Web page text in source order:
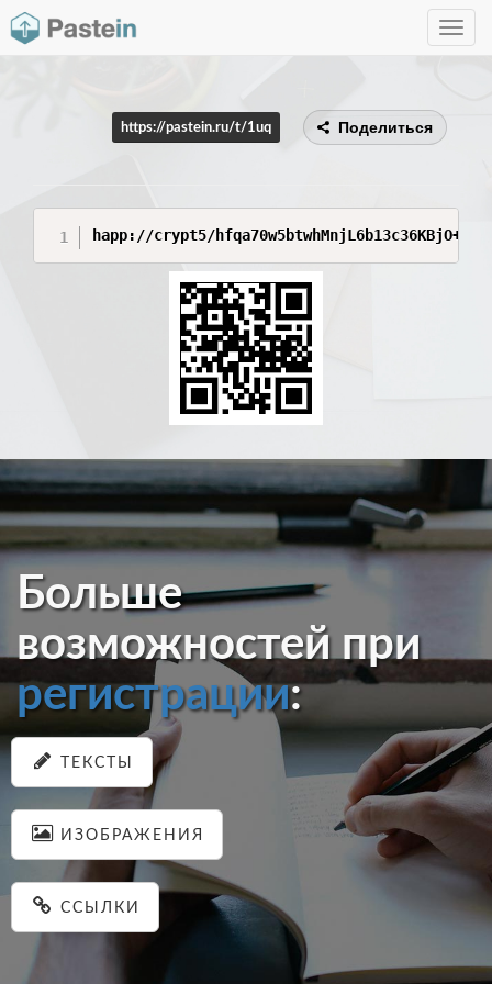
Toggle
https://pastein.ru/t/1uq Поделиться
happ://crypt5/
Больше
возможностей при
регистрации:
ТЕКСТЫ
ИЗОБРАЖЕНИЯ
ССЫЛКИ